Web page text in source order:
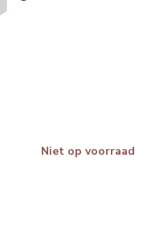
Niet op voorraad